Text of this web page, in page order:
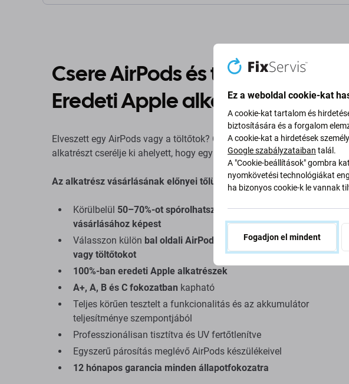
Csere AirPods és töltőtokok –
Eredeti Apple alkatrészek
Elveszett egy AirPods vagy a töltőtok? Csak a hiányzó vagy sérült
alkatrészt cserélje ki ahelyett, hogy egy komplett új szettet venne.
Az alkatrész vásárlásának előnyei tőlünk:
Körülbelül 50–70%-ot spórolhatsz egy új AirPods
vásárlásához képest
Válasszon külön bal oldali AirPod-ot, jobb oldali AirPod-ot
vagy töltőtokot
100%-ban eredeti Apple alkatrészek
A+, A, B és C fokozatban kapható
Teljes körűen tesztelt a funkcionalitás és az akkumulátor
teljesítménye szempontjából
Professzionálisan tisztítva és UV fertőtlenítve
Egyszerű párosítás meglévő AirPods készülékeivel
12 hónapos garancia minden állapotfokozatra
Ez a weboldal cookie-kat
A cookie-kat tartalom és
biztosítására és a forgalom
A cookie-kat a hirdetések
Google szabályzataiban talál.
A "Cookie-beállítások" gombra
nyomkövetési technológiákat
ha bizonyos cookie-k le vannak
Fogadjon el mindent